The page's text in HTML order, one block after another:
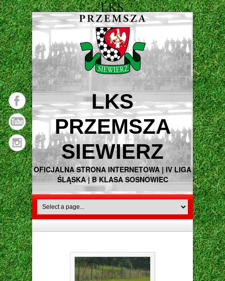
LKS
PRZEMSZA
SIEWIERZ
OFICJALNA STRONA INTERNETOWA | IV LIGA
ŚLĄSKA | B KLASA SOSNOWIEC